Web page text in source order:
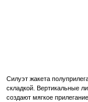
Силуэт жакета
складкой. Вертикальные
создают мягкое